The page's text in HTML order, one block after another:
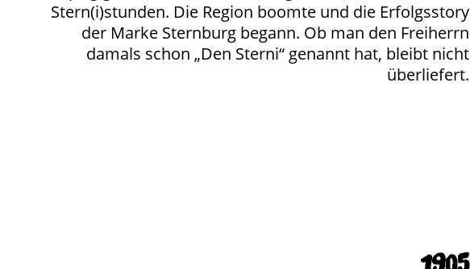
Stern(i)stunden. Die Region boomte und die Erfolgsstory
der Marke Sternburg begann. Ob man den Freiherrn
damals schon „Den Sterni“ genannt hat, bleibt nicht
überliefert.